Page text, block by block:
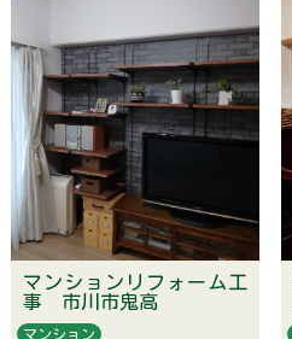
マンションリフォーム工
事 市川市鬼高
マンション